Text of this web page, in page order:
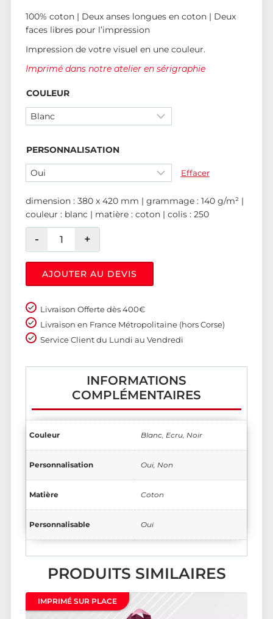
100% coton | Deux anses longues en coton | Deux
faces libres pour l’impression
Impression de votre visuel en une couleur.
Imprimé dans notre atelier en sérigraphie
COULEUR
PERSONNALISATION
Effacer
dimension : 380 x 420 mm | grammage : 140 g/m² |
couleur : blanc | matière : coton | colis : 250
AJOUTER AU DEVIS
Livraison Offerte dès 400€
Livraison en France Métropolitaine (hors Corse)
Service Client du Lundi au Vendredi
INFORMATIONS
COMPLÉMENTAIRES
Couleur Blanc, Ecru, Noir
Personnalisation Oui, Non
Matière Coton
Personnalisable Oui
PRODUITS SIMILAIRES
IMPRIMÉ SUR PLACE